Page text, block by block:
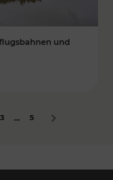
und
3 ... 5 Nächstes